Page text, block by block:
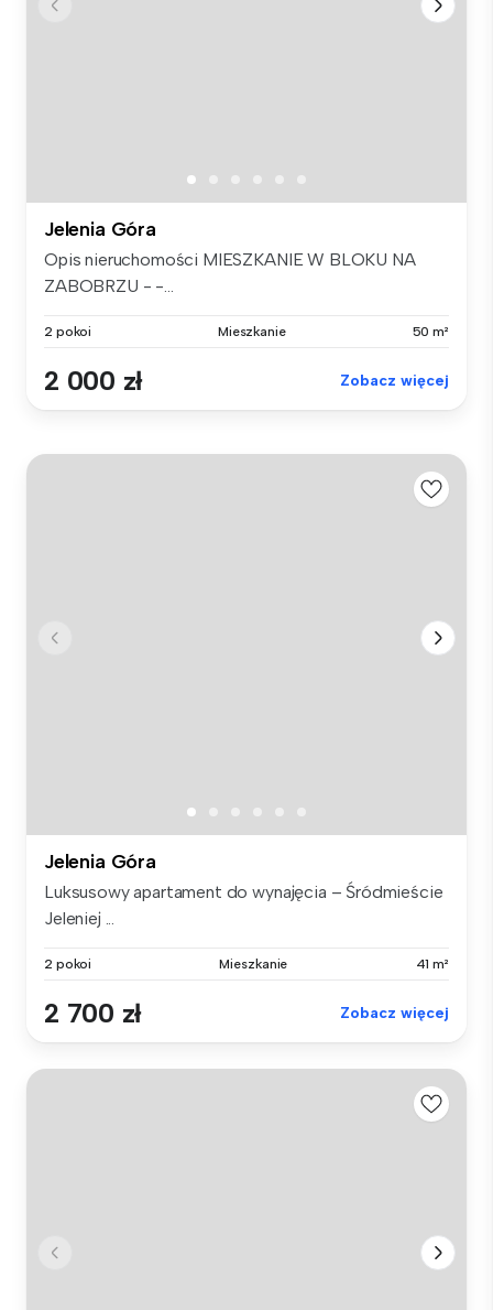
Jelenia Góra
Opis nieruchomości MIESZKANIE W BLOKU NA
ZABOBRZU - -...
2 pokoi Mieszkanie 50 m²
2 000 zł Zobacz więcej
Jelenia Góra
Luksusowy apartament do wynajęcia – Śródmieście
Jeleniej ...
2 pokoi Mieszkanie 41 m²
2 700 zł Zobacz więcej